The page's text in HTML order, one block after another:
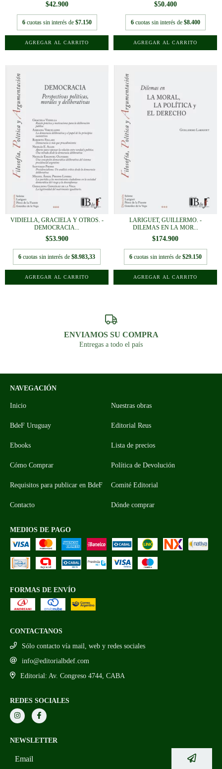
$42.900
6 cuotas sin interés de $7.150
$50.400
6 cuotas sin interés de $8.400
VIDIELLA, GRACIELA Y OTROS. -
DEMOCRACIA...
$53.900
6 cuotas sin interés de $8.983,33
LARIGUET, GUILLERMO. -
DILEMAS EN LA MOR...
$174.900
6 cuotas sin interés de $29.150
ENVIAMOS SU COMPRA
Entregas a todo el país
NAVEGACIÓN
Inicio Nuestras obras
BdeF Uruguay Editorial Reus
Ebooks Lista de precios
Cómo Comprar Política de Devolución
Requisitos para publicar en BdeF Comité Editorial
Contacto Dónde comprar
MEDIOS DE PAGO
FORMAS DE ENVÍO
CONTACTANOS
Sólo contacto vía mail, web y redes sociales
info@editorialbdef.com
Editorial: Av. Congreso 4744, CABA
REDES SOCIALES
NEWSLETTER